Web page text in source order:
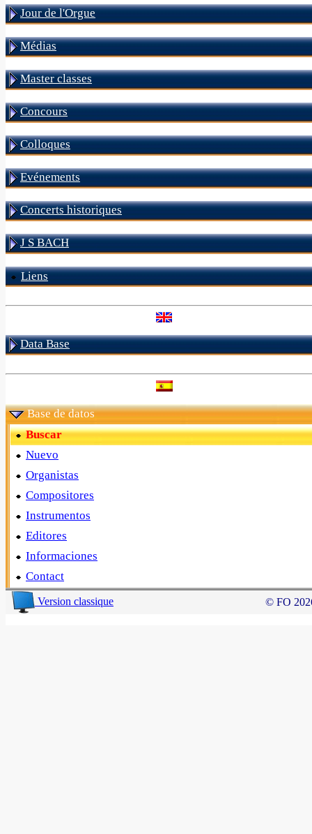
Jour de l'Orgue
Médias
Master classes
Concours
Colloques
Evénements
Concerts historiques
J S BACH
Liens
Data Base
Base de datos
Buscar
Nuevo
Organistas
Compositores
Instrumentos
Editores
Informaciones
Contact
Version classique © FO